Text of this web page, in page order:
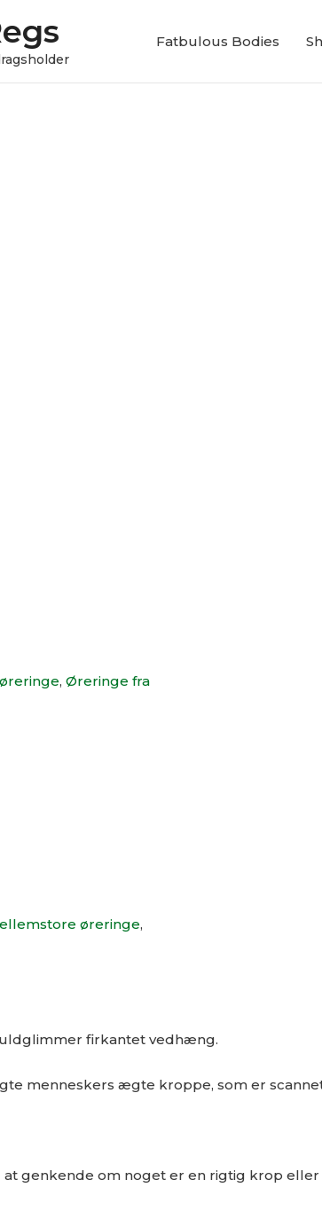
Fatbulous Bodies
, Øreringe fra
øreringe,
firkantet vedhæng.
menneskers ægte kroppe, som er
genkende om noget er en rigtig krop